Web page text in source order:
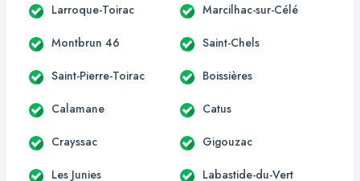
Larroque-Toirac Marcilhac-sur-Célé
Montbrun 46 Saint-Chels
Saint-Pierre-Toirac Boissières
Calamane Catus
Crayssac Gigouzac
Les Junies Labastide-du-Vert